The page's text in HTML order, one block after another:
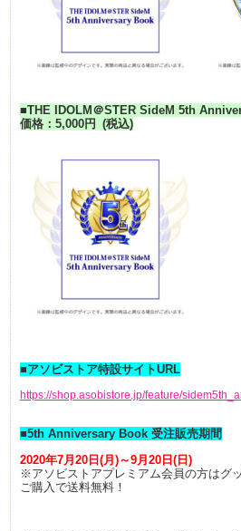
■THE IDOLM＠STER SideM 5th
価格：5,000円 (税込)
■アソビストア特設サイトURL
https://shop.asobistore.jp/feature/
■5th Anniversary Book 受注販売期間
2020年7月20日(月)～9月20日(日)
※アソビストアプレミアム会員の方はグ
ご購入で送料無料！